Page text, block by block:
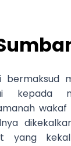
bermaksud
kepada
yang